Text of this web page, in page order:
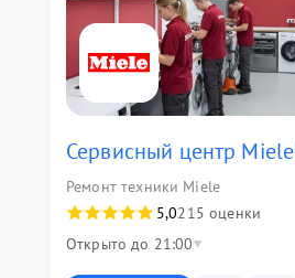
Сервисный центр Miele
Ремонт техники Miele
5,0215 оценки
Открыто до 21:00